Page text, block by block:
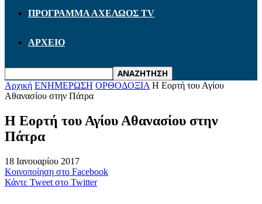
ΠΡΟΓΡΑΜΜΑ ΑΧΕΛΩΟΣ TV
ΑΡΧΕΙΟ
Αρχική ΕΝΗΜΕΡΩΣΗ ΟΡΘΟΔΟΞΙΑ Η Εορτή του Αγίου
Αθανασίου στην Πάτρα
Η Εορτή του Αγίου Αθανασίου στην
Πάτρα
18 Ιανουαρίου 2017
Κοινοποίηση στο Facebook
Κάντε Tweet στο Twitter